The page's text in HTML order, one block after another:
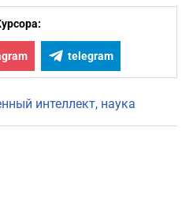
telegram
интеллект наука